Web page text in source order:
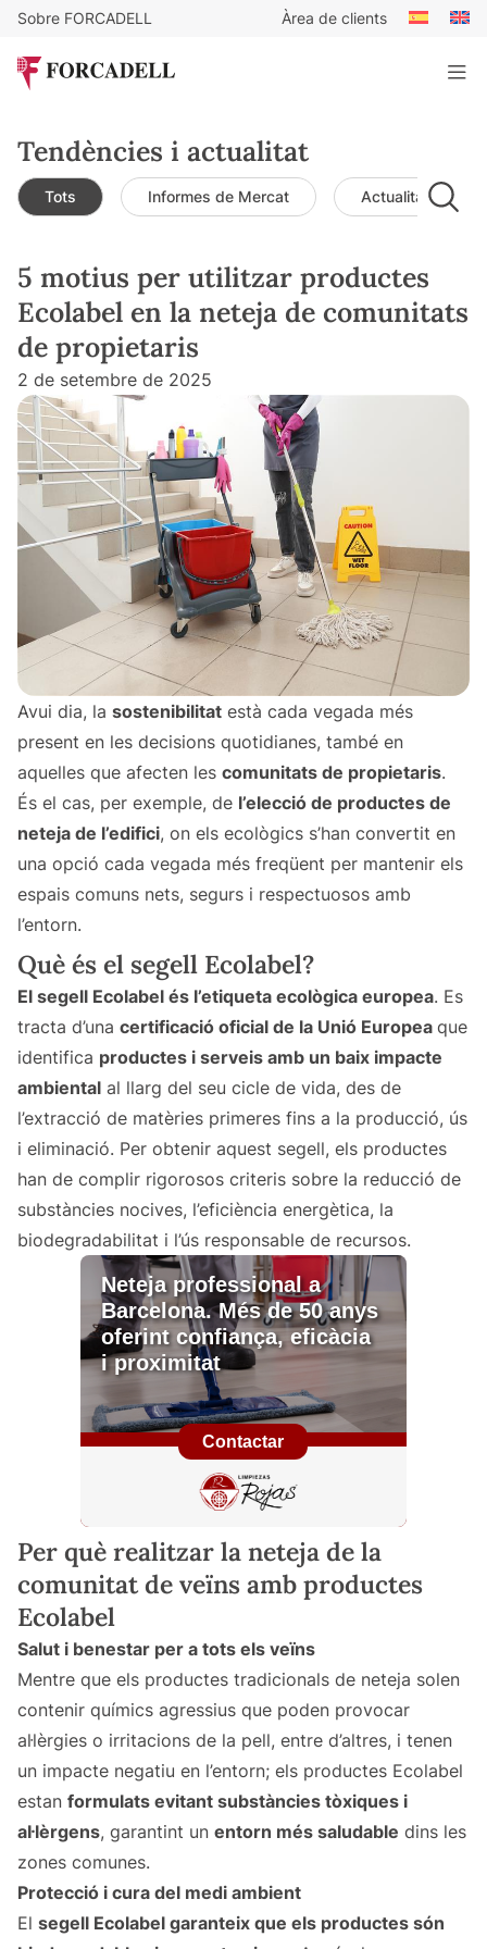
Sobre FORCADELL Àrea de clients
Tendències i actualitat
Tots Informes de Mercat Actualitat de
5 motius per utilitzar productes
Ecolabel en la neteja de comunitats
de propietaris
2 de setembre de 2025
Avui dia, la sostenibilitat està cada vegada més
present en les decisions quotidianes, també en
aquelles que afecten les comunitats de propietaris.
És el cas, per exemple, de l’elecció de productes de
neteja de l’edifici, on els ecològics s’han convertit en
una opció cada vegada més freqüent per mantenir els
espais comuns nets, segurs i respectuosos amb
l’entorn.
Què és el segell Ecolabel?
El segell Ecolabel és l’etiqueta ecològica europea. Es
tracta d’una certificació oficial de la Unió Europea que
identifica productes i serveis amb un baix impacte
ambiental al llarg del seu cicle de vida, des de
l’extracció de matèries primeres fins a la producció, ús
i eliminació. Per obtenir aquest segell, els productes
han de complir rigorosos criteris sobre la reducció de
substàncies nocives, l’eficiència energètica, la
biodegradabilitat i l’ús responsable de recursos.
Per què realitzar la neteja de la
comunitat de veïns amb productes
Ecolabel
Salut i benestar per a tots els veïns
Mentre que els productes tradicionals de neteja solen
contenir químics agressius que poden provocar
al·lèrgies o irritacions de la pell, entre d’altres, i tenen
un impacte negatiu en l’entorn; els productes Ecolabel
estan formulats evitant substàncies tòxiques i
al·lèrgens, garantint un entorn més saludable dins les
zones comunes.
Protecció i cura del medi ambient
El segell Ecolabel garanteix que els productes són